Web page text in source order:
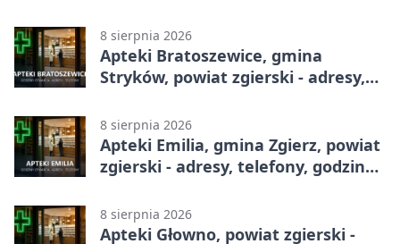
8 sierpnia 2026
Apteki Bratoszewice, gmina
Stryków, powiat zgierski - adresy,
8 sierpnia 2026
Apteki Emilia, gmina Zgierz, powiat
zgierski - adresy, telefony, godziny
8 sierpnia 2026
Apteki Głowno, powiat zgierski -